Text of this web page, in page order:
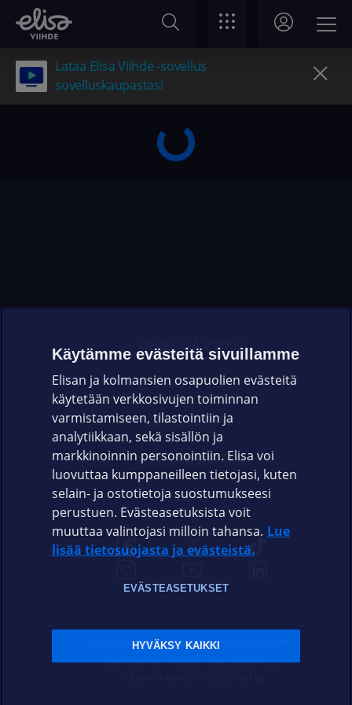
Lataa Elisa Viihde -sovellus
sovelluskaupastasi
OHJEET JA VINKIT
OMAYHTEISÖ
VIANSELVITYS
ASIAKASPALVELU
ELISA.FI
Sopimusehdot Tietosuoja Evästeasetukset
Sääntelyviranomaiset Saavutettavuus
Käytämme evästeitä sivuillamme
Elisan ja kolmansien osapuolien evästeitä
käytetään verkkosivujen toiminnan
varmistamiseen, tilastointiin ja
analytiikkaan, sekä sisällön ja
markkinoinnin personointiin. Elisa voi
luovuttaa kumppaneilleen tietojasi, kuten
selain- ja ostotietoja suostumukseesi
perustuen. Evästeasetuksista voit
muuttaa valintojasi milloin tahansa. Lue
lisää tietosuojasta ja evästeistä.
EVÄSTEASETUKSET
HYVÄKSY KAIKKI